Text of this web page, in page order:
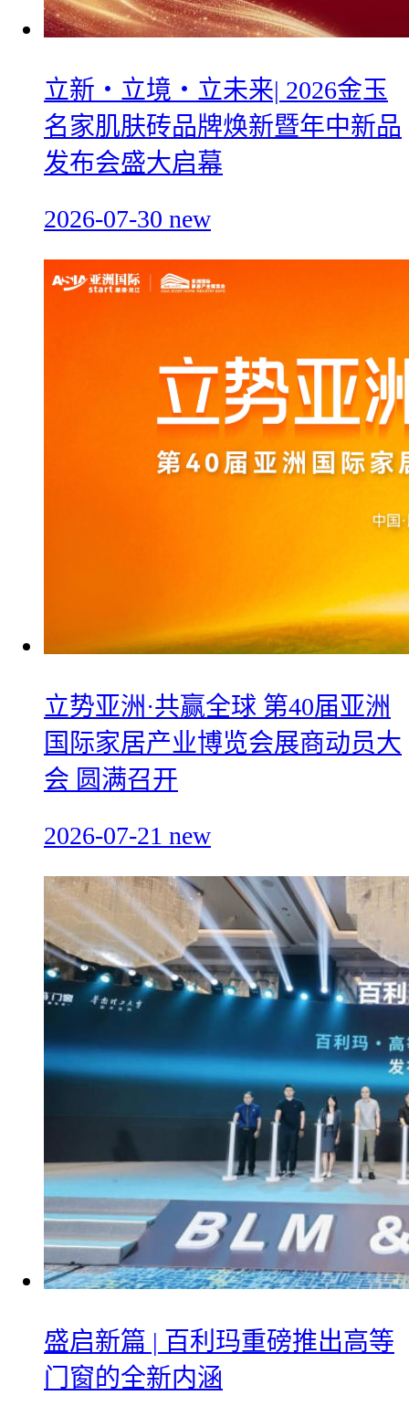
立新・立境・立未来| 2026金玉
名家肌肤砖品牌焕新暨年中新品
发布会盛大启幕
2026-07-30 new
立势亚洲·共赢全球 第40届亚洲
国际家居产业博览会展商动员大
会 圆满召开
2026-07-21 new
盛启新篇 | 百利玛重磅推出高等
门窗的全新内涵